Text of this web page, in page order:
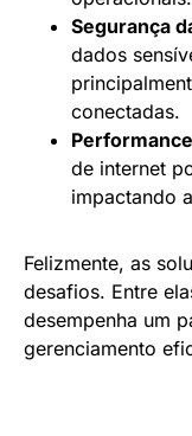
Segurança
dados
conectadas.
de internet
impactando
Felizmente, as
desafios. Entre
desempenha um
gerenciamento